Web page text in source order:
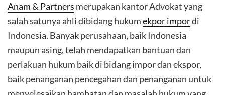
Anam & Partners merupakan kantor Advokat yang
salah satunya ahli dibidang hukumekpor impordi
Indonesia. Banyak perusahaan,baik Indonesia
maupun asing, telah mendapatkan bantuan dan
perlakuan hukum baik di bidang impor dan ekspor,
baik penanganan pencegahan dan penanganan untuk